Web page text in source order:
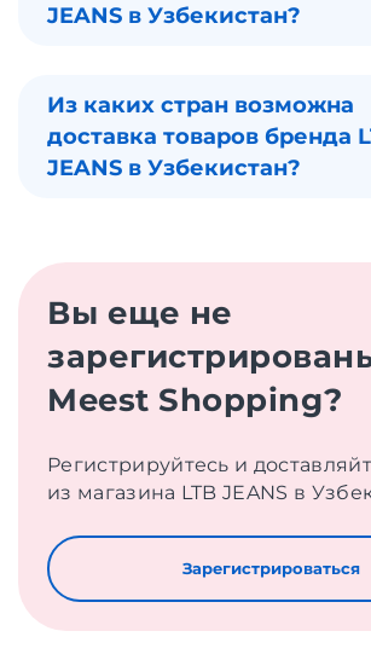
JEANS в Узбекистан?
Из каких стран возможна
доставка товаров бренда
JEANS в Узбекистан?
Вы еще не
Meest Shopping?
Регистрируйтесь и
из магазина LTB JEANS в
Зарегистрироваться